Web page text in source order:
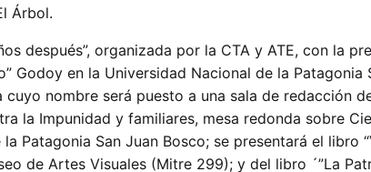
Árbol.
después”, organizada por la CTA y ATE, con la
Godoy en la Universidad Nacional de la Patagonia
cuyo nombre será puesto a una sala de redacción
la Impunidad y familiares, mesa redonda sobre
Patagonia San Juan Bosco; se presentará el libro
de Artes Visuales (Mitre 299); y del libro ´”La